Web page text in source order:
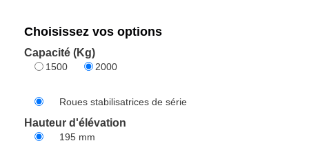
Choisissez vos options
Capacité (Kg)
1500 2000
Roues stabilisatrices de série
Hauteur d'élévation
195 mm